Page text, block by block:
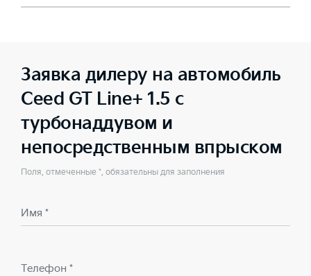
Заявка дилеру на автомобиль
Ceed GT Line+ 1.5 с
турбонаддувом и
непосредственным впрыском
Поля, отмеченные *, обязательны для заполнения
Имя *
Телефон *